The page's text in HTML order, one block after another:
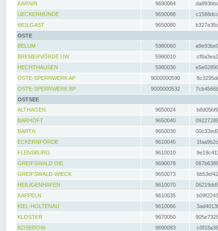
KARNIN
9690084
UECKERMÜNDE
9690088
WOLGAST
9650080
OSTE
BELUM
5980060
BREMERVÖRDE UW
5980010
HECHTHAUSEN
5980030
OSTE-SPERRWERK AP
9000000590
OSTE-SPERRWERK BP
9000000532
OSTSEE
ALTHAGEN
9650024
BARHÖFT
9650040
BARTH
9650030
ECKERNFÖRDE
9610045
FLENSBURG
9610010
GREIFSWALD OIE
9690078
GREIFSWALD-WIECK
9650073
HEILIGENHAFEN
9610070
KAPPELN
9610035
KIEL-HOLTENAU
9610066
KLOSTER
9670050
KOSEROW
9690093